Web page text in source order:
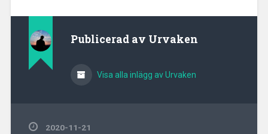
Publicerad av Urvaken
Visa alla inlägg av Urvaken
2020-11-21